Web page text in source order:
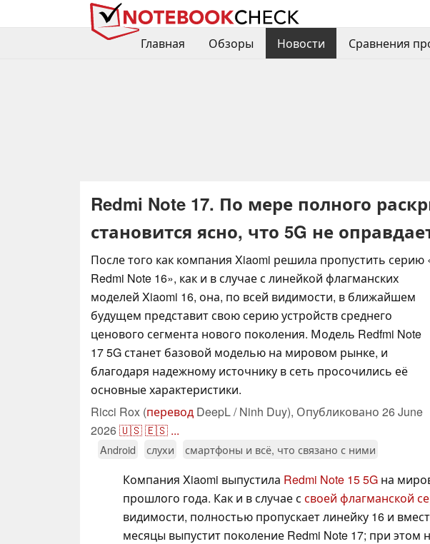
Главная
Обзоры Новости Сравнения
Redmi Note 17. По мере полного
становится ясно, что 5G не
После того как компания Xiaomi решила пропустить серию
Redmi Note 16», как и в случае с линейкой флагманских
моделей Xiaomi 16, она, по всей видимости, в ближайшем
будущем представит свою серию устройств среднего
ценового сегмента нового поколения. Модель Redfmi Note
17 5G станет базовой моделью на мировом рынке, и
благодаря надежному источнику в сеть просочились её
основные характеристики.
Ricci Rox (перевод DeepL / Ninh Duy), Опубликовано 26 June
2026🇺🇸🇪🇸 ...
Android слухи смартфоны и всё, что связано с ними
Компания Xiaomi выпустила Redmi Note 15 5G на
прошлого года. Как и в случае с своей флагманской
видимости, полностью пропускает линейку 16 и
месяцы выпустит поколение Redmi Note 17; при этом